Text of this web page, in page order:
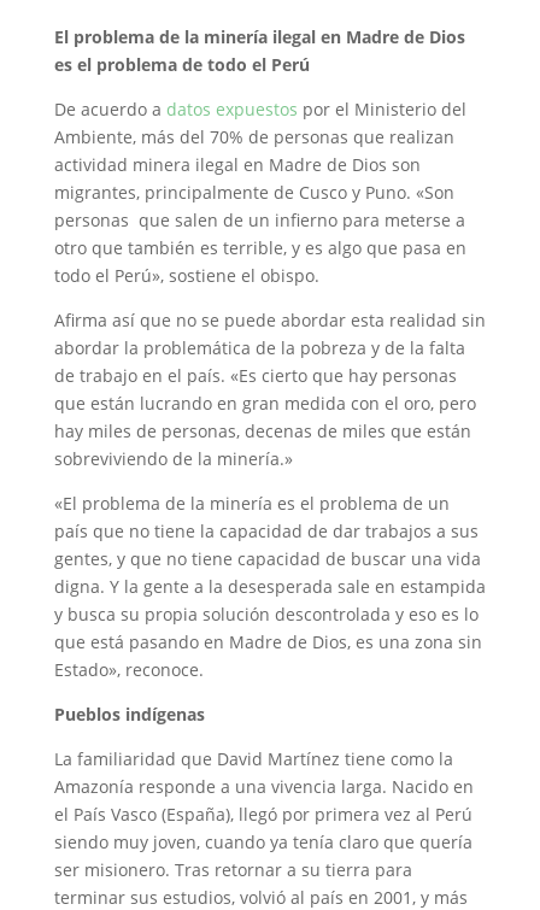
El problema de la minería ilegal en Madre de Dios
es el problema de todo el Perú
De acuerdo a datos expuestos por el Ministerio del
Ambiente, más del 70% de personas que realizan
actividad minera ilegal en Madre de Dios son
migrantes, principalmente de Cusco y Puno. «Son
personas que salen de un infierno para meterse a
otro que también es terrible, y es algo que pasa en
todo el Perú», sostiene el obispo.
Afirma así que no se puede abordar esta realidad sin
abordar la problemática de la pobreza y de la falta
de trabajo en el país. «Es cierto que hay personas
que están lucrando en gran medida con el oro, pero
hay miles de personas, decenas de miles que están
sobreviviendo de la minería.»
«El problema de la minería es el problema de un
país que no tiene la capacidad de dar trabajos a sus
gentes, y que no tiene capacidad de buscar una vida
digna. Y la gente a la desesperada sale en estampida
y busca su propia solución descontrolada y eso es lo
que está pasando en Madre de Dios, es una zona sin
Estado», reconoce.
Pueblos indígenas
La familiaridad que David Martínez tiene como la
Amazonía responde a una vivencia larga. Nacido en
el País Vasco (España), llegó por primera vez al Perú
siendo muy joven, cuando ya tenía claro que quería
ser misionero. Tras retornar a su tierra para
terminar sus estudios, volvió al país en 2001, y más